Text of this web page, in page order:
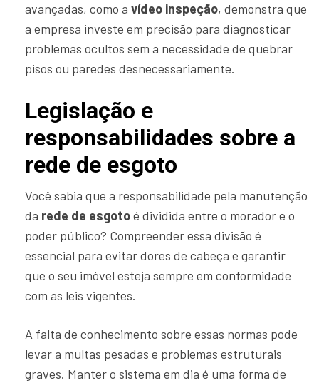
avançadas, como a vídeo inspeção, demonstra que
a empresa investe em precisão para diagnosticar
problemas ocultos sem a necessidade de quebrar
pisos ou paredes desnecessariamente.
Legislação e
responsabilidades sobre a
rede de esgoto
Você sabia que a responsabilidade pela manutenção
da rede de esgotoé dividida entre o morador e o
poder público? Compreender essa divisão é
essencial para evitar dores de cabeça e garantir
que o seu imóvel esteja sempre em conformidade
com as leis vigentes.
A falta de conhecimento sobre essas normas pode
levar a multas pesadas e problemas estruturais
graves. Manter o sistema em dia é uma forma de